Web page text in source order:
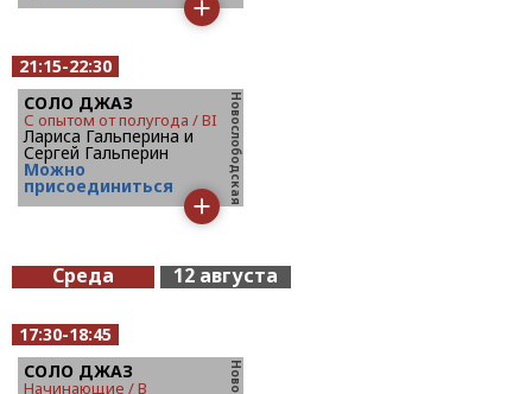
21:15-22:30
СОЛО ДЖАЗ
с опытом от полугода / BI
Лариса Гальперина и
Сергей Гальперин
Mожно
присоединиться
Среда 12 августа
17:30-18:45
СОЛО ДЖАЗ
начинающие / B